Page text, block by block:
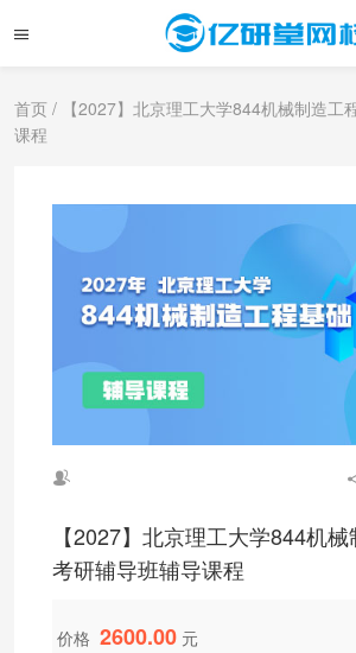
首页 / 【2027】北京理工大学844机械制造工
课程
【2027】北京理工大学844机
考研辅导班辅导课程
价格 2600.00 元